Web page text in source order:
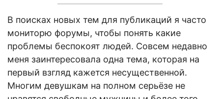
В поисках новых тем для публикаций я часто
мониторю форумы, чтобы понять какие
проблемы беспокоят людей. Совсем недавно
меня заинтересовала одна тема, которая на
первый взгляд кажется несущественной.
Многим девушкам на полном серьёзе не